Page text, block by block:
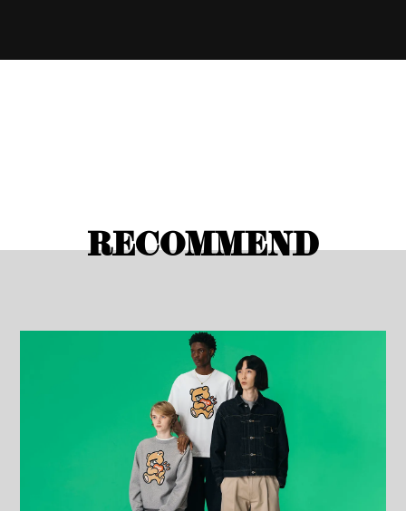
RECOMMEND